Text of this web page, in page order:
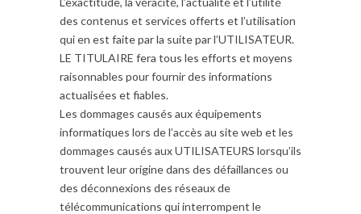
des contenus et services offerts et l’utilisation
qui en est faite par la suite par l’UTILISATEUR.
LE TITULAIRE fera tous les efforts et moyens
raisonnables pour fournir des informations
actualisées et fiables.
Les dommages causés aux équipements
informatiques lors de l’accès au site web et les
dommages causés aux UTILISATEURS lorsqu’ils
trouvent leur origine dans des défaillances ou
des déconnexions des réseaux de
télécommunications qui interrompent le